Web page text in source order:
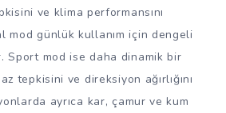
ve klima performansını
mod günlük kullanım için dengeli
Sport mod ise daha dinamik bir
tepkisini ve direksiyon ağırlığını
ayrıca kar, çamur ve kum